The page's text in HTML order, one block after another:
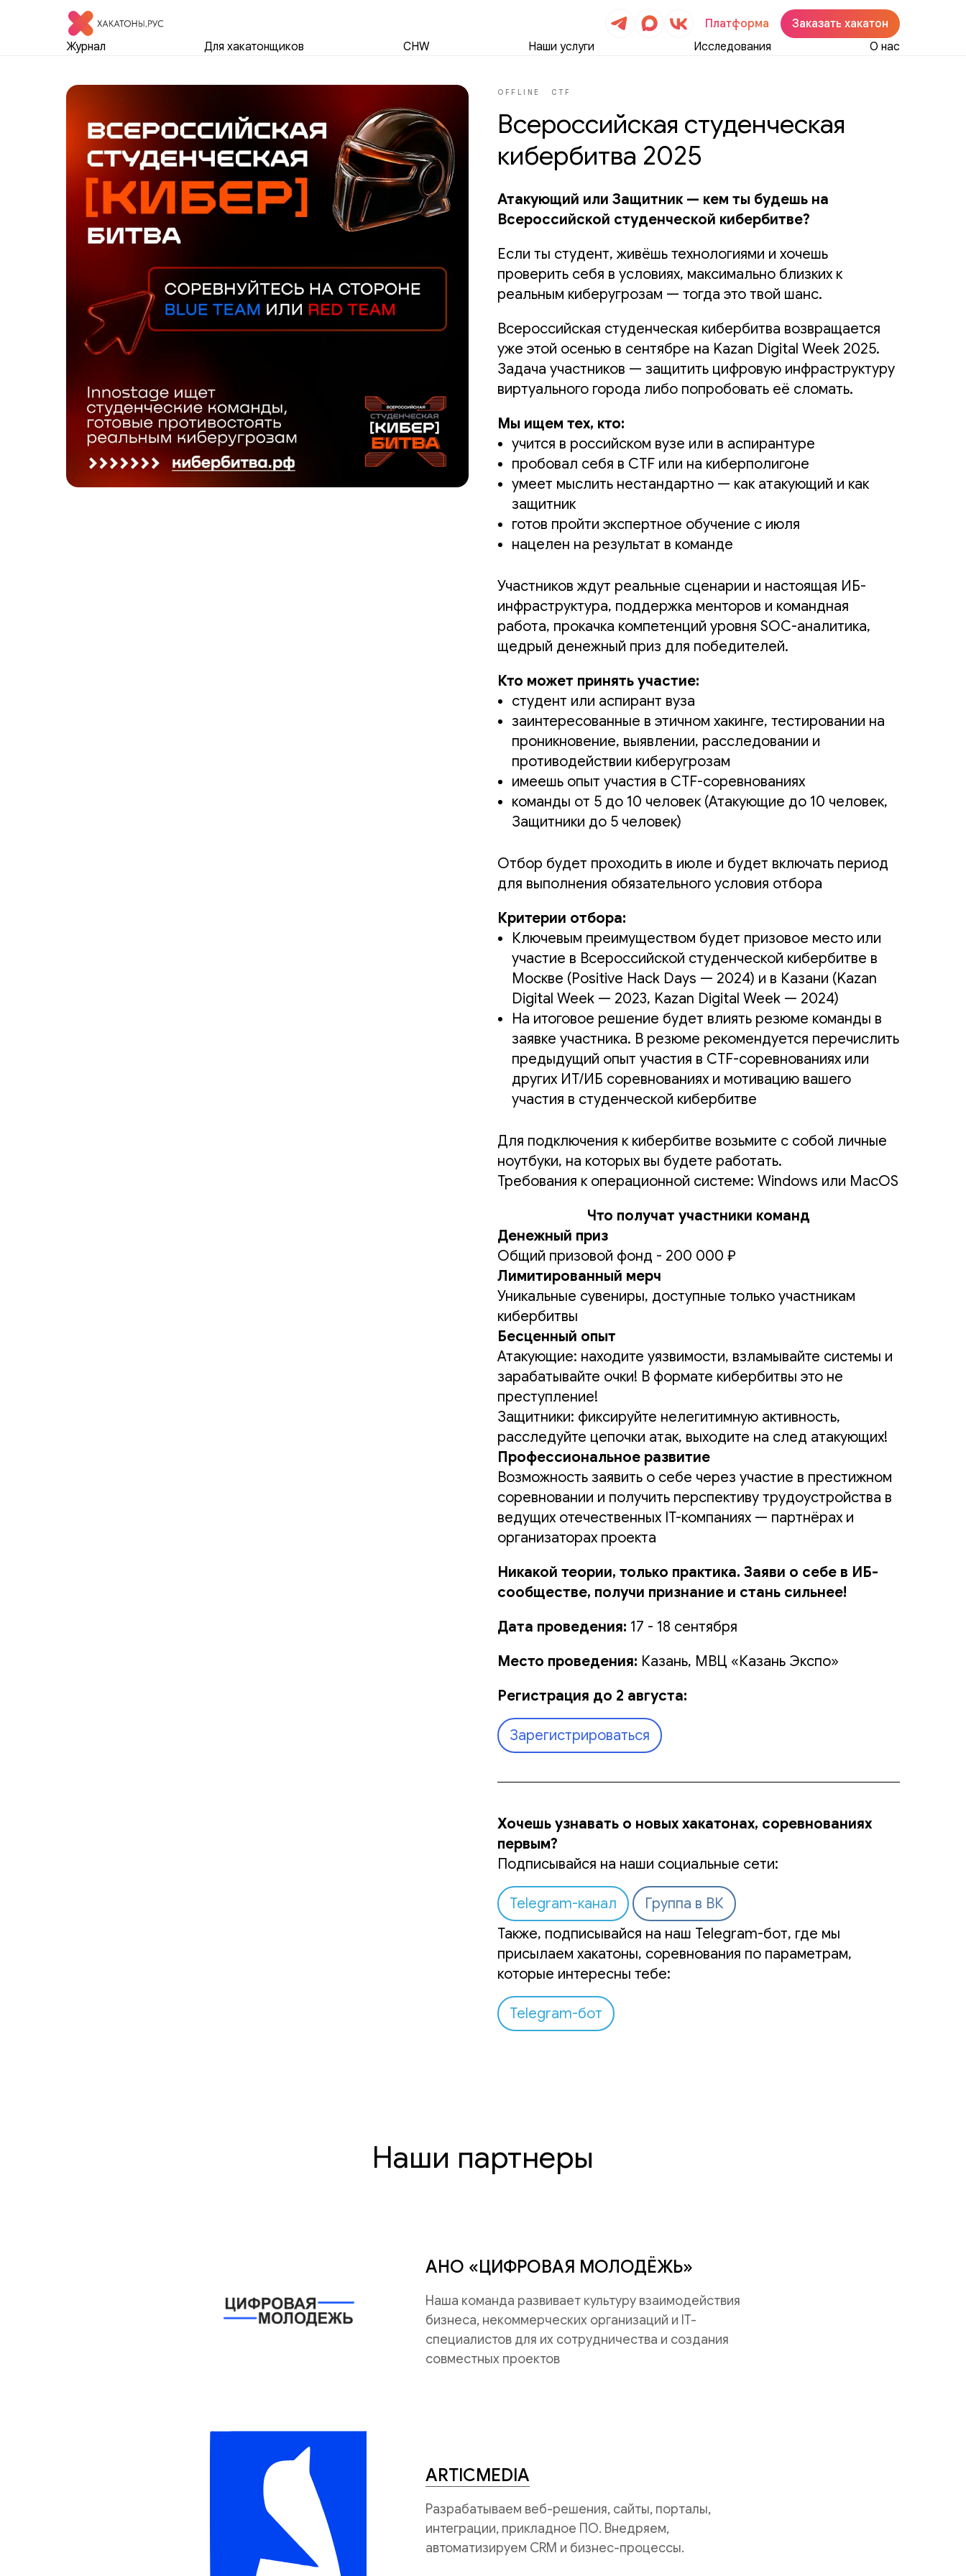
Платформа
Заказать хакатон
Журнал
Для хакатонщиков CHW Наши услуги Исследования О нас
OFFLINE CTF
Всероссийская студенческая
кибербитва 2025
Атакующий или Защитник — кем ты будешь на
Всероссийской студенческой кибербитве?
Если ты студент, живёшь технологиями и хочешь
проверить себя в условиях, максимально близких к
реальным киберугрозам — тогда это твой шанс.
Всероссийская студенческая кибербитва возвращается
уже этой осенью в сентябре на Kazan Digital Week 2025.
Задача участников — защитить цифровую инфраструктуру
виртуального города либо попробовать её сломать.
Мы ищем тех, кто:
учится в российском вузе или в аспирантуре
пробовал себя в CTF или на киберполигоне
умеет мыслить нестандартно — как атакующий и как
защитник
готов пройти экспертное обучение с июля
нацелен на результат в команде
Участников ждут реальные сценарии и настоящая ИБ-
инфраструктура, поддержка менторов и командная
работа, прокачка компетенций уровня SOC-аналитика,
щедрый денежный приз для победителей.
Кто может принять участие:
студент или аспирант вуза
заинтересованные в этичном хакинге, тестировании на
проникновение, выявлении, расследовании и
противодействии киберугрозам
имеешь опыт участия в CTF-соревнованиях
команды от 5 до 10 человек (Атакующие до 10 человек,
Защитники до 5 человек)
Отбор будет проходить в июле и будет включать период
для выполнения обязательного условия отбора
Критерии отбора:
Ключевым преимуществом будет призовое место или
участие в Всероссийской студенческой кибербитве в
Москве (Positive Hack Days — 2024) и в Казани (Kazan
Digital Week — 2023, Kazan Digital Week — 2024)
На итоговое решение будет влиять резюме команды в
заявке участника. В резюме рекомендуется перечислить
предыдущий опыт участия в CTF-соревнованиях или
других ИТ/ИБ соревнованиях и мотивацию вашего
участия в студенческой кибербитве
Для подключения к кибербитве возьмите с собой личные
ноутбуки, на которых вы будете работать.
Требования к операционной системе: Windows или MacOS
Что получат участники команд
Денежный приз
Общий призовой фонд - 200 000 ₽
Лимитированный мерч
Уникальные сувениры, доступные только участникам
кибербитвы
Бесценный опыт
Атакующие: находите уязвимости, взламывайте системы и
зарабатывайте очки! В формате кибербитвы это не
преступление!
Защитники: фиксируйте нелегитимную активность,
расследуйте цепочки атак, выходите на след атакующих!
Профессиональное развитие
Возможность заявить о себе через участие в престижном
соревновании и получить перспективу трудоустройства в
ведущих отечественных IT-компаниях — партнёрах и
организаторах проекта
Никакой теории, только практика. Заяви о себе в ИБ-
сообществе, получи признание и стань сильнее!
Дата проведения: 17 - 18 сентября
Место проведения: Казань, МВЦ «Казань Экспо»
Регистрация до 2 августа:
Зарегистрироваться
Хочешь узнавать о новых хакатонах, соревнованиях
первым?
Подписывайся на наши социальные сети:
Telegram-канал
Группа в ВК
Также, подписывайся на наш Telegram-бот, где мы
присылаем хакатоны, соревнования по параметрам,
которые интересны тебе:
Telegram-бот
Наши партнеры
АНО «ЦИФРОВАЯ МОЛОДЁЖЬ»
Наша команда развивает культуру взаимодействия
бизнеса, некоммерческих организаций и IT-
специалистов для их сотрудничества и создания
совместных проектов
ARTICMEDIA
Разрабатываем веб-решения, сайты, порталы,
интеграции, прикладное ПО. Внедряем,
автоматизируем CRM и бизнес-процессы.